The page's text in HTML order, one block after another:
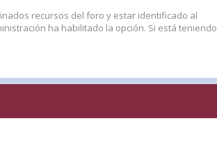
recursos del foro y estar identificado al
ha habilitado la opción. Si está teniendo